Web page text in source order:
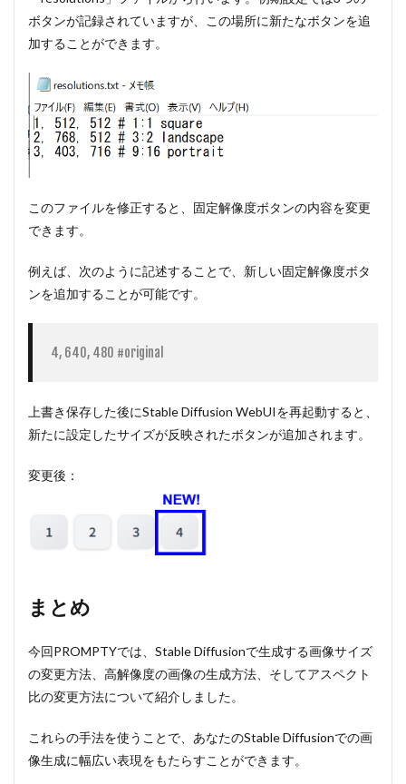
ボタンが記録されていますが、この場所に新たなボタンを追
加することができます。
このファイルを修正すると、固定解像度ボタンの内容を変更
できます。
例えば、次のように記述することで、新しい固定解像度ボタ
ンを追加することが可能です。
4, 640, 480 #original
上書き保存した後にStable Diffusion WebUIを再起動すると、
新たに設定したサイズが反映されたボタンが追加されます。
変更後：
まとめ
今回PROMPTYでは、Stable Diffusionで生成する画像サイズ
の変更方法、高解像度の画像の生成方法、そしてアスペクト
比の変更方法について紹介しました。
これらの手法を使うことで、あなたのStable Diffusionでの画
像生成に幅広い表現をもたらすことができます。